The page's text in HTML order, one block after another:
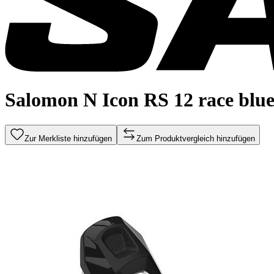
Salomon N Icon RS 12 race blue
Zur Merkliste hinzufügen Zum Produktvergleich hinzufügen